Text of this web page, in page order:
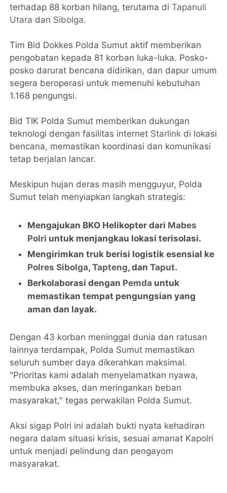
terhadap 88 korban hilang, terutama diTapanuli
Utara dan Sibolga.
Tim Bid Dokkes Polda Sumut aktif memberikan
pengobatan kepada 81 korban luka-luka. Posko-
posko darurat bencana didirikan, dan dapur umum
segera beroperasi untuk memenuhi kebutuhan
1.168 pengungsi.
Bid TIK Polda Sumut memberikan dukungan
teknologi dengan fasilitas internet Starlink di lokasi
bencana, memastikan koordinasi dan komunikasi
tetap berjalan lancar.
Meskipun hujan deras masih mengguyur, Polda
Sumut telah menyiapkan langkah strategis:
Mengajukan BKO Helikopter dari Mabes
Polri untuk menjangkau lokasi terisolasi.
Mengirimkan truk berisi logistik esensial ke
Polres Sibolga,Tapteng, danTaput.
Berkolaborasi dengan Pemda untuk
memastikan tempat pengungsian yang
aman dan layak.
Dengan 43 korban meninggal dunia dan ratusan
lainnya terdampak, Polda Sumut memastikan
seluruh sumber daya dikerahkan maksimal.
"Prioritas kami adalah menyelamatkan nyawa,
membuka akses, dan meringankan beban
masyarakat," tegas perwakilan Polda Sumut.
Aksi sigap Polri ini adalah bukti nyata kehadiran
negara dalam situasi krisis, sesuai amanat Kapolri
untuk menjadi pelindung dan pengayom
masyarakat.